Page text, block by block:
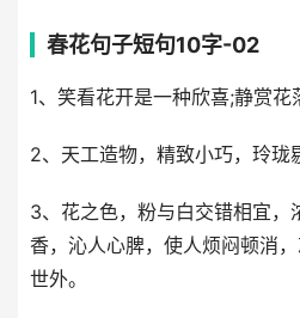
春花句子短句10字-02
1、笑看花开是一种欣喜;静赏花
2、天工造物，精致小巧，玲珑
3、花之色，粉与白交错相宜，
香，沁人心脾，使人烦闷顿消
世外。